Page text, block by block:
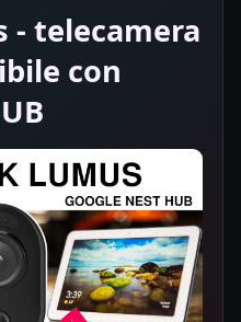
- telecamera
con